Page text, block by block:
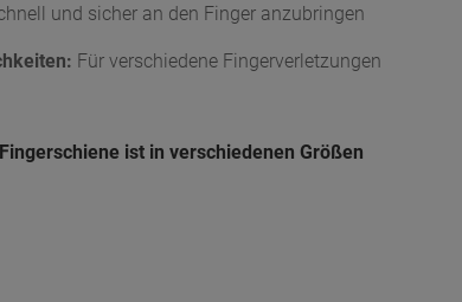
und sicher an den Finger anzubringen
Für verschiedene Fingerverletzungen
ist in verschiedenen Größen